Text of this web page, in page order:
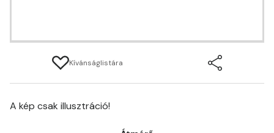
Kívánságlistára
A kép csak illusztráció!